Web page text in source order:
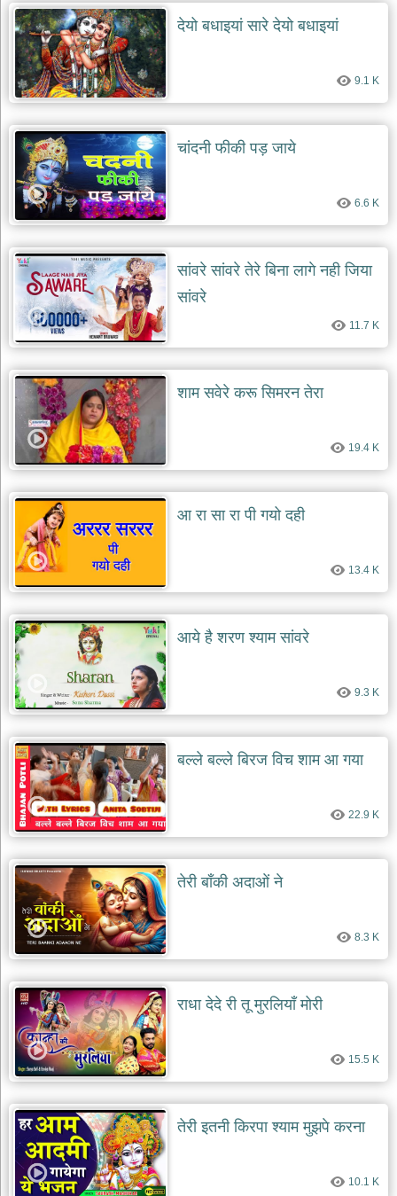
दयाल
भजन
bawa
lal
dayal
bhajans
देव
भजन
shani
dev
bhajans
आज
भजन
bhajan
of
the
day
भजन
जोड़ें
add
bhajans
देयो बधाइयां सारे देयो बधाइयां
9.1 K
चांदनी फीकी पड़ जाये
6.6 K
सांवरे सांवरे तेरे बिना लागे नही जिया
सांवरे
11.7 K
शाम सवेरे करू सिमरन तेरा
19.4 K
आ रा सा रा पी गयो दही
13.4 K
आये है शरण श्याम सांवरे
9.3 K
बल्ले बल्ले बिरज विच शाम आ गया
22.9 K
तेरी बाँकी अदाओं ने
8.3 K
राधा देदे री तू मुरलियाँ मोरी
15.5 K
तेरी इतनी किरपा श्याम मुझपे करना
10.1 K